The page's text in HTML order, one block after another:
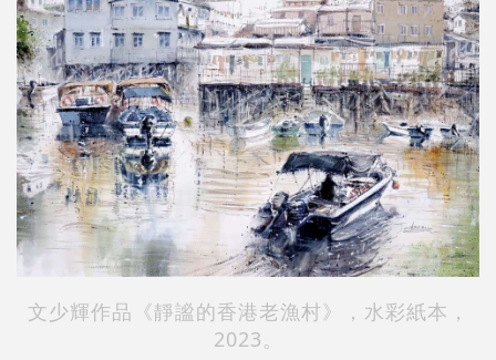
文少輝作品《靜謐的香港老漁村》，水彩紙本，
2023。